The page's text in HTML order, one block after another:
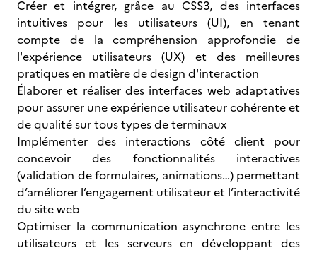
Créer et intégrer, grâce au CSS3, des interfaces
intuitives pour les utilisateurs (UI), en tenant
compte de la compréhension approfondie de
l'expérience utilisateurs (UX) et des meilleures
pratiques en matière de design d'interaction
Élaborer et réaliser des interfaces web adaptatives
pour assurer une expérience utilisateur cohérente et
de qualité sur tous types de terminaux
Implémenter des interactions côté client pour
concevoir des fonctionnalités interactives
(validation de formulaires, animations…) permettant
d’améliorer l’engagement utilisateur et l’interactivité
du site web
Optimiser la communication asynchrone entre les
utilisateurs et les serveurs en développant des